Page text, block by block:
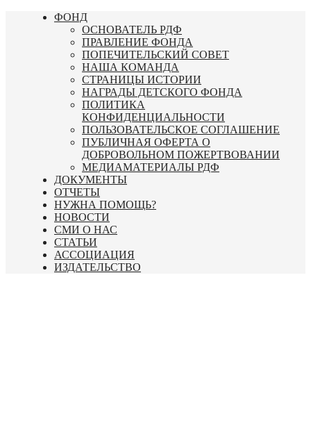
Перейти
ФОНД
ОСНОВАТЕЛЬ РДФ
ПРАВЛЕНИЕ ФОНДА
ПОПЕЧИТЕЛЬСКИЙ СОВЕТ
НАША КОМАНДА
СТРАНИЦЫ ИСТОРИИ
НАГРАДЫ ДЕТСКОГО ФОНДА
ПОЛИТИКА
КОНФИДЕНЦИАЛЬНОСТИ
ПОЛЬЗОВАТЕЛЬСКОЕ СОГЛАШЕНИЕ
ПУБЛИЧНАЯ ОФЕРТА О
ДОБРОВОЛЬНОМ ПОЖЕРТВОВАНИИ
МЕДИАМАТЕРИАЛЫ РДФ
ДОКУМЕНТЫ
ОТЧЕТЫ
НУЖНА ПОМОЩЬ?
НОВОСТИ
СМИ О НАС
СТАТЬИ
АССОЦИАЦИЯ
ИЗДАТЕЛЬСТВО